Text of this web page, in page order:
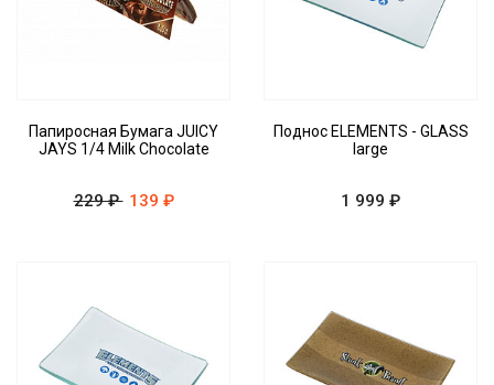
Папиросная Бумага JUICY
JAYS 1/4 Milk Chocolate
229 ₽ 139 ₽
Поднос ELEMENTS - GLASS
large
1 999 ₽